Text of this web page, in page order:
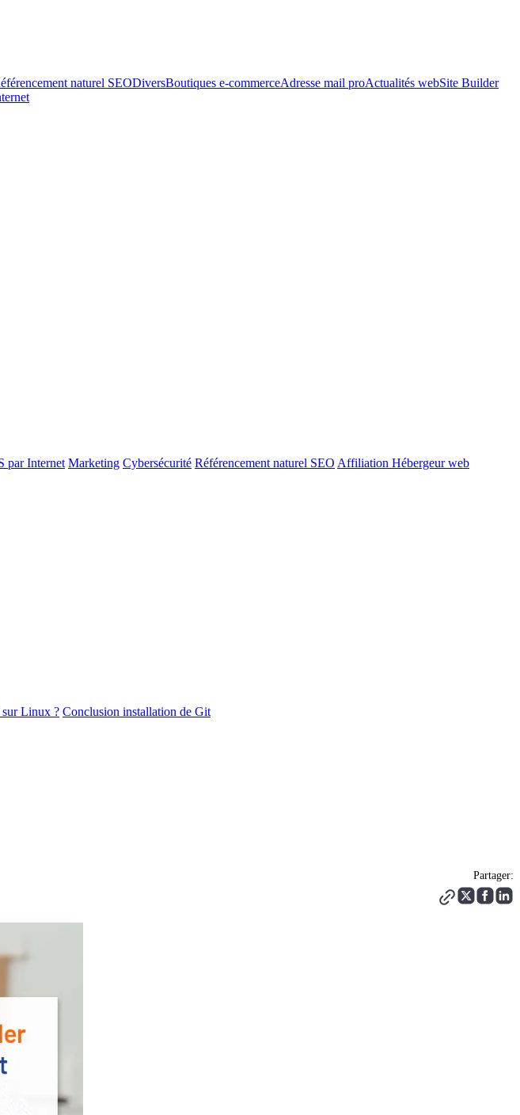
naturel SEODiversBoutiques e-commerceAdresse mail proActualités webSite Builder
par Internet Marketing Cybersécurité Référencement naturel SEO Affiliation Hébergeur web
Linux ? Conclusion installation de Git
Partager: